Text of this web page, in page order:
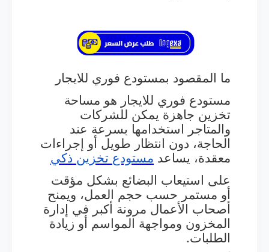
ما المقصود بمستودع فوري للايجار
مستودع فوري للايجار هو مساحة
تخزين جاهزة يمكن للشركات
والمتاجر استخدامها بسرعة عند
الحاجة، دون انتظار طويل أو إجراءات
معقدة، يساعد مستودع تخزين ذكي
على استيعاب البضائع بشكل مؤقت
أو مستمر حسب حجم العمل، ويمنح
أصحاب الأعمال مرونة أكبر في إدارة
المخزون ومواجهة المواسم أو زيادة
الطلبات.